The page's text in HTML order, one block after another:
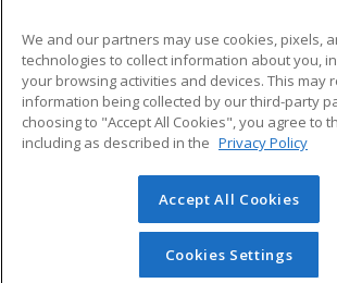
ADDITIONAL RESOURCES
Military
Financial Assistance
Help
Student Blog
© 2026 ed2go, a division of Cengage
reserved. The material on this site cannot
redistributed unless you have obtained
permission from Cengage Learning.
We and our partners may use cookies, pixels,
technologies to collect information about you,
your browsing activities and devices. This may
information being collected by our third-party
choosing to "Accept All Cookies", you agree to
including as described in the Privacy Policy
Accept All Cookies
Cookies Settings